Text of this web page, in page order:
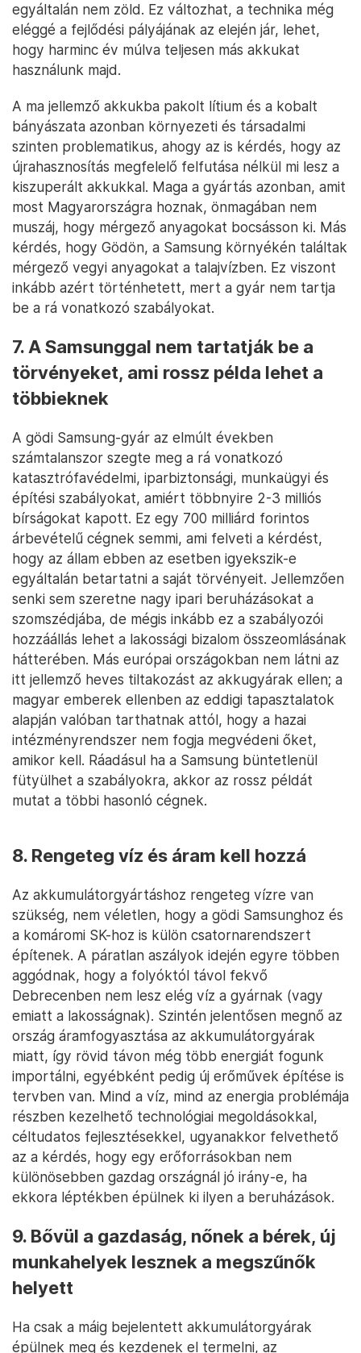
egyáltalán nem zöld. Ez változhat, a technika még
eléggé a fejlődési pályájának az elején jár, lehet,
hogy harminc év múlva teljesen más akkukat
használunk majd.
A ma jellemző akkukba pakolt lítium és a kobalt
bányászata azonban környezeti és társadalmi
szinten problematikus, ahogy az is kérdés, hogy az
újrahasznosítás megfelelő felfutása nélkül mi lesz a
kiszuperált akkukkal. Maga a gyártás azonban, amit
most Magyarországra hoznak, önmagában nem
muszáj, hogy mérgező anyagokat bocsásson ki. Más
kérdés, hogy Gödön, a Samsung környékén találtak
mérgező vegyi anyagokat a talajvízben. Ez viszont
inkább azért történhetett, mert a gyár nem tartja
be a rá vonatkozó szabályokat.
7. A Samsunggal nem tartatják be a
törvényeket, ami rossz példa lehet a
többieknek
A gödi Samsung-gyár az elmúlt években
számtalanszor szegte meg a rá vonatkozó
katasztrófavédelmi, iparbiztonsági, munkaügyi és
építési szabályokat, amiért többnyire 2-3 milliós
bírságokat kapott. Ez egy 700 milliárd forintos
árbevételű cégnek semmi, ami felveti a kérdést,
hogy az állam ebben az esetben igyekszik-e
egyáltalán betartatni a saját törvényeit. Jellemzően
senki sem szeretne nagy ipari beruházásokat a
szomszédjába, de mégis inkább ez a szabályozói
hozzáállás lehet a lakossági bizalom összeomlásának
hátterében. Más európai országokban nem látni az
itt jellemző heves tiltakozást az akkugyárak ellen; a
magyar emberek ellenben az eddigi tapasztalatok
alapján valóban tarthatnak attól, hogy a hazai
intézményrendszer nem fogja megvédeni őket,
amikor kell. Ráadásul ha a Samsung büntetlenül
fütyülhet a szabályokra, akkor az rossz példát
mutat a többi hasonló cégnek.
8. Rengeteg víz és áram kell hozzá
Az akkumulátorgyártáshoz rengeteg vízre van
szükség, nem véletlen, hogy a gödi Samsunghoz és
a komáromi SK-hoz is külön csatornarendszert
építenek. A páratlan aszályok idején egyre többen
aggódnak, hogy a folyóktól távol fekvő
Debrecenben nem lesz elég víz a gyárnak (vagy
emiatt a lakosságnak). Szintén jelentősen megnő az
ország áramfogyasztása az akkumulátorgyárak
miatt, így rövid távon még több energiát fogunk
importálni, egyébként pedig új erőművek építése is
tervben van. Mind a víz, mind az energia problémája
részben kezelhető technológiai megoldásokkal,
céltudatos fejlesztésekkel, ugyanakkor felvethető
az a kérdés, hogy egy erőforrásokban nem
különösebben gazdag országnál jó irány-e, ha
ekkora léptékben épülnek ki ilyen a beruházások.
9. Bővül a gazdaság, nőnek a bérek, új
munkahelyek lesznek a megszűnők
helyett
Ha csak a máig bejelentett akkumulátorgyárak
épülnek meg és kezdenek el termelni, az